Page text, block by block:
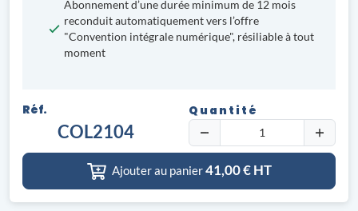
Abonnement d’une durée minimum de 12 mois
reconduit automatiquement vers l’offre
"Convention intégrale numérique", résiliable à tout
moment
Réf.
COL2104
Quantité
Ajouter au panier41,00€ HT